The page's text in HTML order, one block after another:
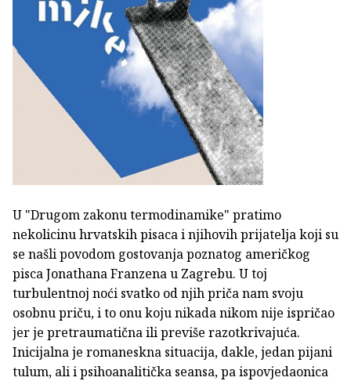
U "Drugom zakonu termodinamike" pratimo
nekolicinu hrvatskih pisaca i njihovih prijatelja koji su
se našli povodom gostovanja poznatog američkog
pisca Jonathana Franzena u Zagrebu. U toj
turbulentnoj noći svatko od njih priča nam svoju
osobnu priču, i to onu koju nikada nikom nije ispričao
jer je pretraumatična ili previše razotkrivajuća.
Inicijalna je romaneskna situacija, dakle, jedan pijani
tulum, ali i psihoanalitička seansa, pa ispovjedaonica